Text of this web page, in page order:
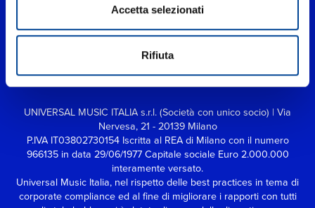
Accetta selezionati
Rifiuta
UNIVERSAL MUSIC ITALIA s.r.l. (Società con unico socio) | Via
Nervesa, 21 - 20139 Milano
P.IVA IT03802730154 Iscritta al REA di Milano con il numero
966135 in data 29/06/1977Capitale sociale Euro 2.000.000
interamente versato.
Universal Music Italia, nel rispetto delle best practices in tema di
corporate compliance ed al fine di migliorare i rapporti con tutti